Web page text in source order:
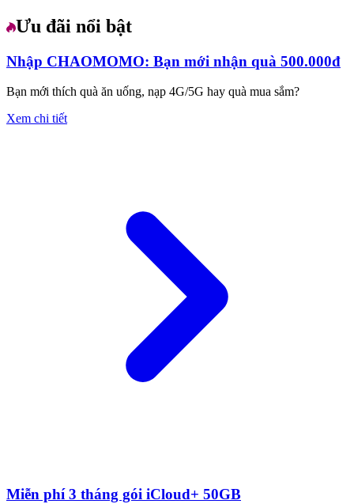
Ưu đãi nổi bật
Nhập CHAOMOMO: Bạn mới nhận quà 500.000đ
Bạn mới thích quà ăn uống, nạp 4G/5G hay quà mua sắm?
Xem chi tiết
Miễn phí 3 tháng gói iCloud+ 50GB